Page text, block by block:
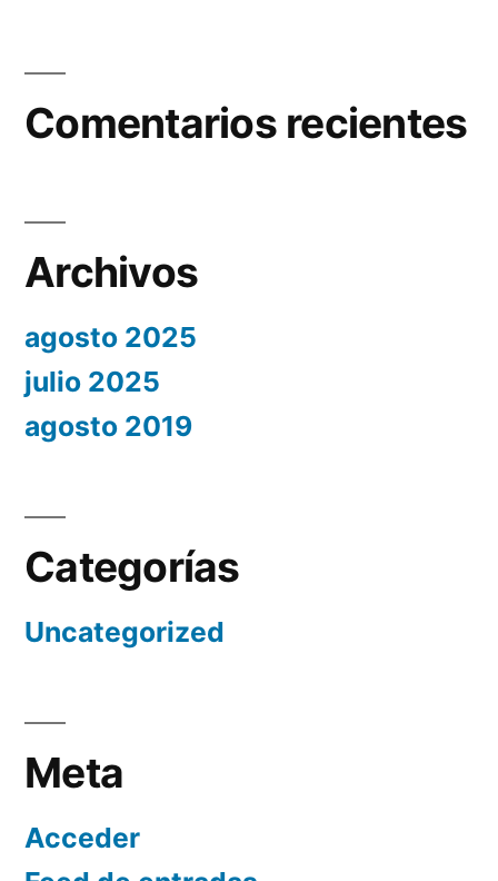
Comentarios recientes
Archivos
agosto 2025
julio 2025
agosto 2019
Categorías
Uncategorized
Meta
Acceder